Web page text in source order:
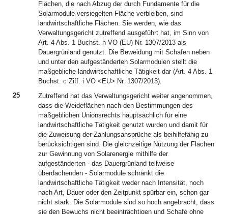
Flächen, die nach Abzug der durch Fundamente für die
Solarmodule versiegelten Fläche verbleiben, sind
landwirtschaftliche Flächen. Sie werden, wie das
Verwaltungsgericht zutreffend ausgeführt hat, im Sinn von
Art. 4 Abs. 1 Buchst. h VO (EU) Nr. 1307/2013 als
Dauergrünland genutzt. Die Beweidung mit Schafen neben
und unter den aufgeständerten Solarmodulen stellt die
maßgebliche landwirtschaftliche Tätigkeit dar (Art. 4 Abs. 1
Buchst. c Ziff. i VO <EU> Nr. 1307/2013).
25
Zutreffend hat das Verwaltungsgericht weiter angenommen,
dass die Weideflächen nach den Bestimmungen des
maßgeblichen Unionsrechts hauptsächlich für eine
landwirtschaftliche Tätigkeit genutzt wurden und damit für
die Zuweisung der Zahlungsansprüche als beihilfefähig zu
berücksichtigen sind. Die gleichzeitige Nutzung der Flächen
zur Gewinnung von Solarenergie mithilfe der
aufgeständerten - das Dauergrünland teilweise
überdachenden - Solarmodule schränkt die
landwirtschaftliche Tätigkeit weder nach Intensität, noch
nach Art, Dauer oder den Zeitpunkt spürbar ein, schon gar
nicht stark. Die Solarmodule sind so hoch angebracht, dass
sie den Bewuchs nicht beeinträchtigen und Schafe ohne